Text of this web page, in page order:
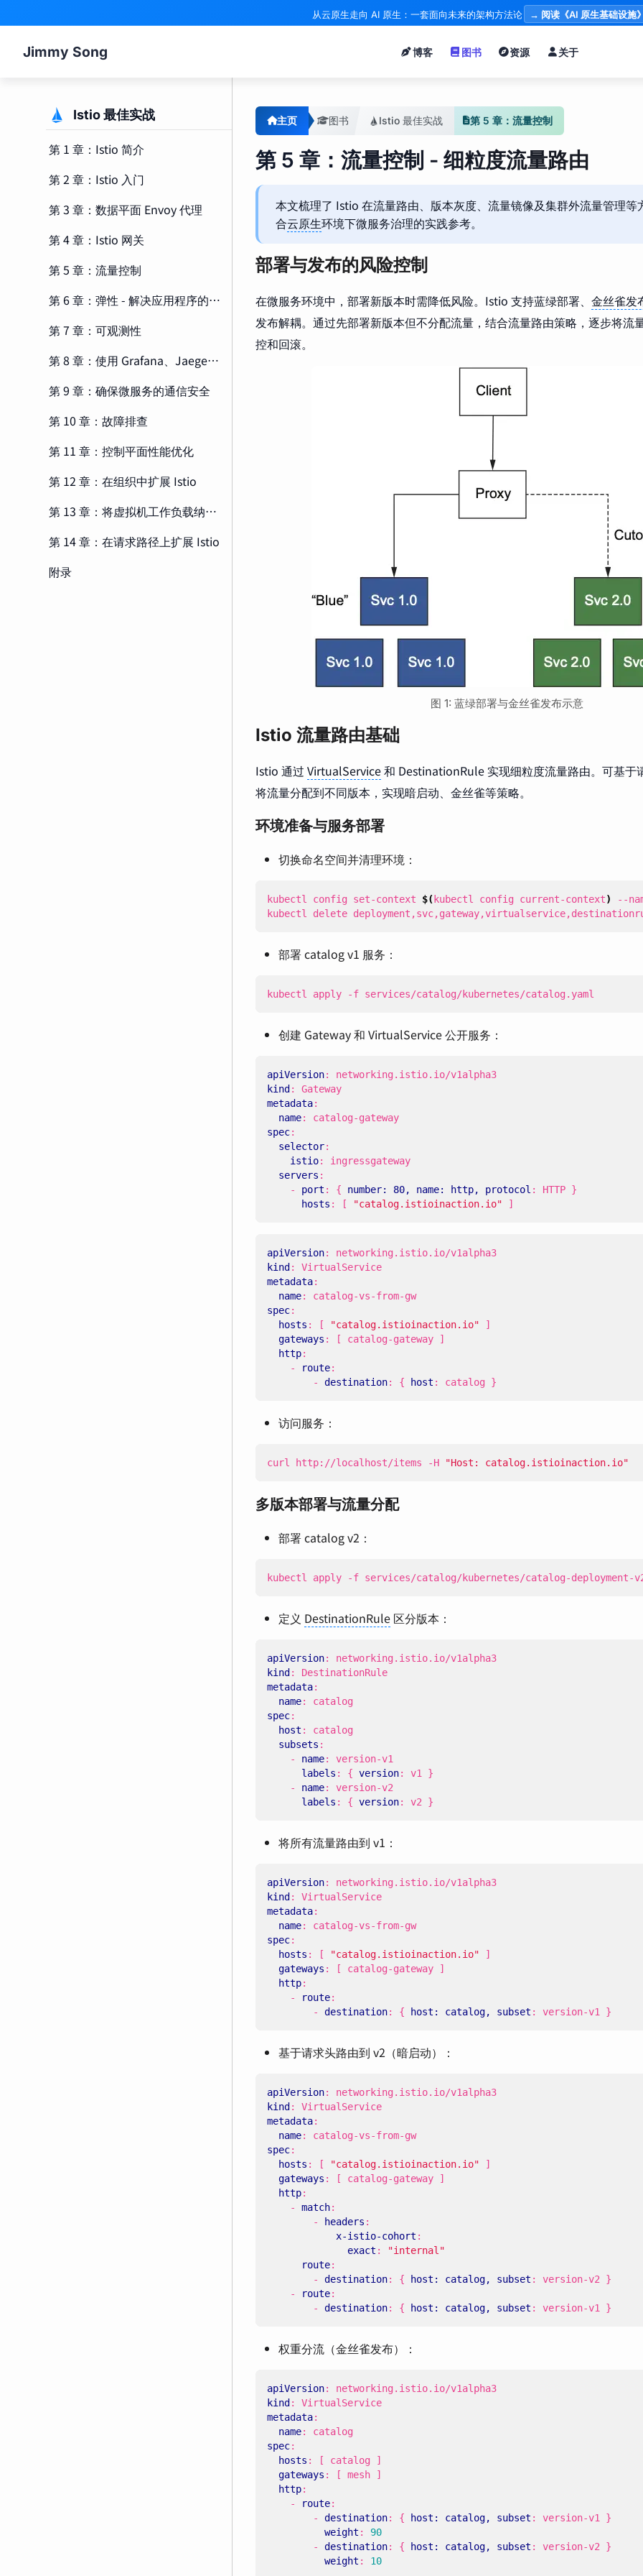
从云原生走向 AI 原生：一套面向未来的架构方法论 → 阅读《AI 原生基础设施》
Jimmy Song 博客 图书 资源 关于
Istio 最佳实战
第 1 章：Istio 简介
第 2 章：Istio 入门
第 3 章：数据平面 Envoy 代理
第 4 章：Istio 网关
第 5 章：流量控制
第 6 章：弹性 - 解决应用程序的网络挑战
第 7 章：可观测性
第 8 章：使用 Grafana、Jaeger 和 Kiali 观察网络行为
第 9 章：确保微服务的通信安全
第 10 章：故障排查
第 11 章：控制平面性能优化
第 12 章：在组织中扩展 Istio
第 13 章：将虚拟机工作负载纳入网格
第 14 章：在请求路径上扩展 Istio
附录
主页 图书 Istio 最佳实战 第 5 章：流量控制
第 5 章：流量控制 - 细粒度流量路由
本文梳理了 Istio 在流量路由、版本灰度、流量镜像及集群外流量管理等
合云原生环境下微服务治理的实践参考。
部署与发布的风险控制
在微服务环境中，部署新版本时需降低风险。Istio 支持蓝绿部署、 金丝雀发
发布解耦。通过先部署新版本但不分配流量，结合流量路由策略，逐步将流
控和回滚。
图 1: 蓝绿部署与金丝雀发布示意
Istio 流量路由基础
Istio 通过 VirtualService和 DestinationRule 实现细粒度流量路由。可基于
将流量分配到不同版本，实现暗启动、金丝雀等策略。
环境准备与服务部署
切换命名空间并清理环境：
kubectl config set-context $( kubectl config current-context) --
kubectl delete
部署 catalog v1 服务：
kubectl apply -f services/catalog/kubernetes/catalog.yaml
创建 Gateway 和 VirtualService 公开服务：
apiVersion:
networking.istio.io/v1alpha3
kind :
Gateway
metadata:
name:
catalog-gateway
spec:
selector:
istio:
ingressgateway
servers :
- port : { number: 80, name: http, protocol :
HTTP }
hosts : [ "catalog.istioinaction.io" ]
apiVersion:
networking.istio.io/v1alpha3
kind :
VirtualService
metadata:
name:
catalog-vs-from-gw
spec:
hosts : [ "catalog.istioinaction.io"
]
gateways : [
catalog-gateway ]
http:
-
route:
- destination: { host : catalog }
访问服务：
curl http://localhost/items -H "Host: catalog.istioinaction.io"
多版本部署与流量分配
部署 catalog v2：
kubectl apply -f services/catalog/kubernetes/catalog-deployment-
定义 DestinationRule 区分版本：
apiVersion:
networking.istio.io/v1alpha3
kind :
DestinationRule
metadata:
name:
catalog
spec:
host :
catalog
subsets :
- name:
version-v1
labels : { version:
v1 }
- name:
version-v2
labels : { version: v2 }
将所有流量路由到 v1：
apiVersion:
networking.istio.io/v1alpha3
kind :
VirtualService
metadata:
name:
catalog-vs-from-gw
spec:
hosts : [ "catalog.istioinaction.io"
]
gateways : [
catalog-gateway ]
http:
-
route:
- destination: { host: catalog, subset : version-v1 }
基于请求头路由到 v2（暗启动）：
apiVersion:
networking.istio.io/v1alpha3
kind :
VirtualService
metadata:
name:
catalog-vs-from-gw
spec:
hosts : [ "catalog.istioinaction.io"
]
gateways : [
catalog-gateway ]
http:
- match:
-
headers :
x-istio-cohort :
exact :
"internal"
route:
- destination: { host: catalog, subset :
version-v2 }
-
route:
- destination: { host: catalog, subset : version-v1 }
权重分流（金丝雀发布）：
apiVersion:
networking.istio.io/v1alpha3
kind :
VirtualService
metadata:
name:
catalog
spec:
hosts : [
catalog ]
gateways : [
mesh ]
http:
-
route:
- destination: { host: catalog, subset :
version-v1 }
weight :
90
- destination: { host: catalog, subset :
version-v2 }
weight : 10